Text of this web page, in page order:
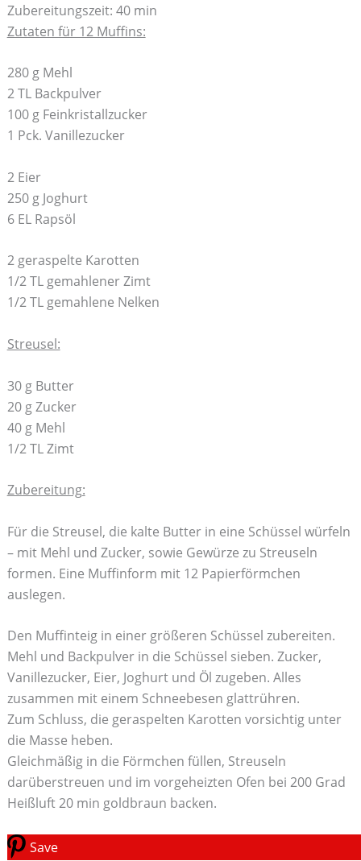
Zubereitungszeit: 40 min
Zutaten für 12 Muffins:
280 g Mehl
2 TL Backpulver
100 g Feinkristallzucker
1 Pck. Vanillezucker
2 Eier
250 g Joghurt
6 EL Rapsöl
2 geraspelte Karotten
1/2 TL gemahlener Zimt
1/2 TL gemahlene Nelken
Streusel:
30 g Butter
20 g Zucker
40 g Mehl
1/2 TL Zimt
Zubereitung:
Für die Streusel, die kalte Butter in eine Schüssel würfeln
– mit Mehl und Zucker, sowie Gewürze zu Streuseln
formen. Eine Muffinform mit 12 Papierförmchen
auslegen.
Den Muffinteig in einer größeren Schüssel zubereiten.
Mehl und Backpulver in die Schüssel sieben. Zucker,
Vanillezucker, Eier, Joghurt und Öl zugeben. Alles
zusammen mit einem Schneebesen glattrühren.
Zum Schluss, die geraspelten Karotten vorsichtig unter
die Masse heben.
Gleichmäßig in die Förmchen füllen, Streuseln
darüberstreuen und im vorgeheizten Ofen bei 200 Grad
Heißluft 20 min goldbraun backen.
Save